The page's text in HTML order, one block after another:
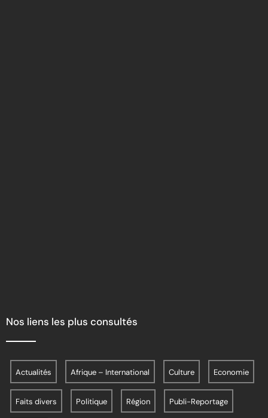
Nos liens les plus consultés
Actualités Afrique – International Culture Economie
Faits divers Politique Région Publi-Reportage